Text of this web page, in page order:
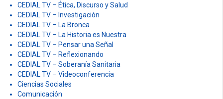
CEDIAL TV – Ética, Discurso y Salud
CEDIAL TV – Investigación
CEDIAL TV – La Bronca
CEDIAL TV – La Historia es Nuestra
CEDIAL TV – Pensar una Señal
CEDIAL TV – Reflexionando
CEDIAL TV – Soberanía Sanitaria
CEDIAL TV – Videoconferencia
Ciencias Sociales
Comunicación